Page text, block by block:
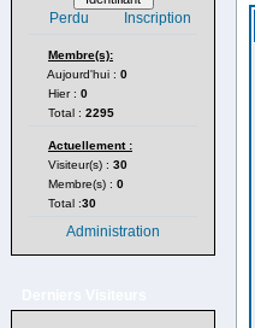
Perdu Inscription
Membre(s):
Aujourd'hui : 0
Hier : 0
Total : 2295
Actuellement :
Visiteur(s) : 30
Membre(s) : 0
Total :30
Administration